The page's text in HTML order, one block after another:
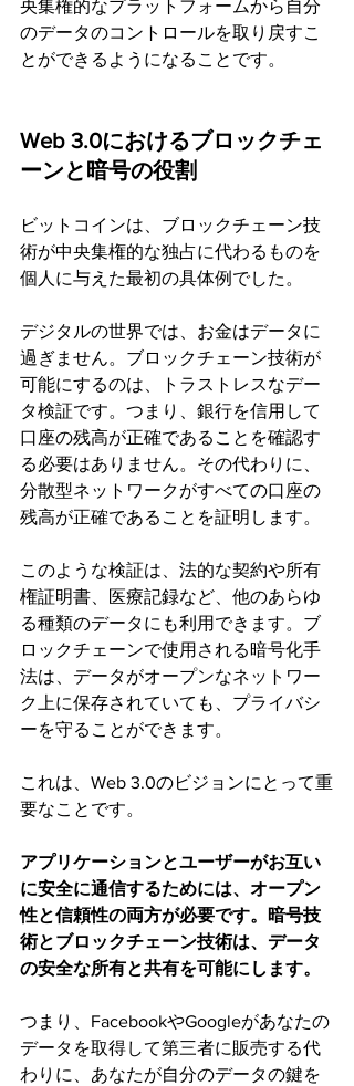
央集権的なプラットフォームから自分
のデータのコントロールを取り戻すこ
とができるようになることです。
Web 3.0におけるブロックチェ
ーンと暗号の役割
ビットコインは、ブロックチェーン技
術が中央集権的な独占に代わるものを
個人に与えた最初の具体例でした。
デジタルの世界では、お金はデータに
過ぎません。ブロックチェーン技術が
可能にするのは、トラストレスなデー
タ検証です。つまり、銀行を信用して
口座の残高が正確であることを確認す
る必要はありません。その代わりに、
分散型ネットワークがすべての口座の
残高が正確であることを証明します。
このような検証は、法的な契約や所有
権証明書、医療記録など、他のあらゆ
る種類のデータにも利用できます。ブ
ロックチェーンで使用される暗号化手
法は、データがオープンなネットワー
ク上に保存されていても、プライバシ
ーを守ることができます。
これは、Web 3.0のビジョンにとって重
要なことです。
アプリケーションとユーザーがお互い
に安全に通信するためには、オープン
性と信頼性の両方が必要です。暗号技
術とブロックチェーン技術は、データ
の安全な所有と共有を可能にします。
つまり、FacebookやGoogleがあなたの
データを取得して第三者に販売する代
わりに、あなたが自分のデータの鍵を